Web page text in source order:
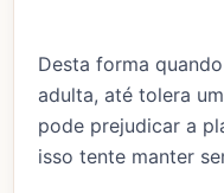
Desta forma
adulta, até tolera
pode prejudicar a
isso tente manter